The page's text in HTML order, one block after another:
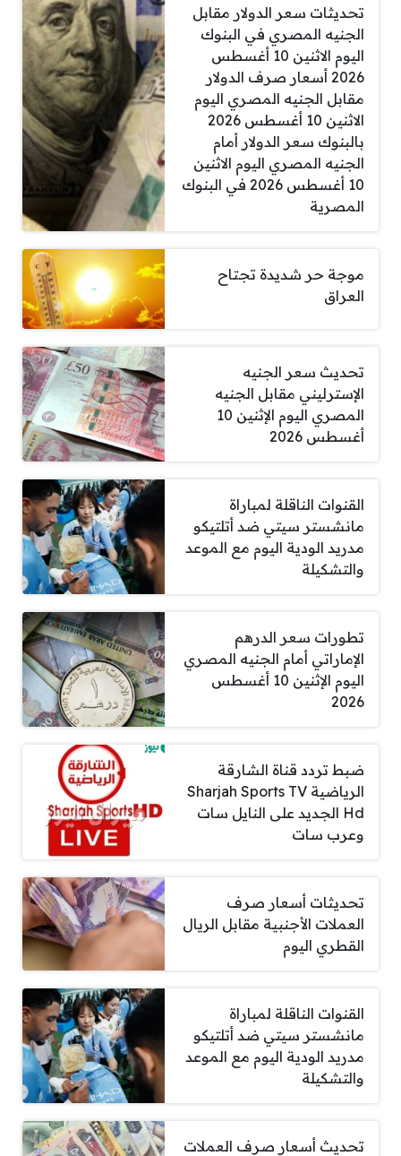
تحديثات سعر الدولار مقابل
الجنيه المصري في البنوك
اليوم الاثنين 10 أغسطس
2026 أسعار صرف الدولار
مقابل الجنيه المصري اليوم
الاثنين 10 أغسطس 2026
بالبنوك سعر الدولار أمام
الجنيه المصري اليوم الاثنين
10 أغسطس 2026 في البنوك
المصرية
موجة حر شديدة تجتاح
العراق
تحديث سعر الجنيه
الإسترليني مقابل الجنيه
المصري اليوم الإثنين 10
أغسطس 2026
القنوات الناقلة لمباراة
مانشستر سيتي ضد أتلتيكو
مدريد الودية اليوم مع الموعد
والتشكيلة
تطورات سعر الدرهم
الإماراتي أمام الجنيه المصري
اليوم الإثنين 10 أغسطس
2026
ضبط تردد قناة الشارقة
الرياضية Sharjah Sports TV
Hd الجديد على النايل سات
وعرب سات
تحديثات أسعار صرف
العملات الأجنبية مقابل الريال
القطري اليوم
القنوات الناقلة لمباراة
مانشستر سيتي ضد أتلتيكو
مدريد الودية اليوم مع الموعد
والتشكيلة
تحديث أسعار صرف العملات